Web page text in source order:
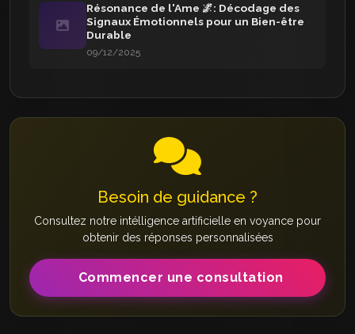
Résonance de l'Ame 🌌: Décodage des
Signaux Émotionnels pour un Bien-être
Durable
09/12/2025
Besoin de guidance ?
Consultez notre intélligence artificielle en voyance pour
obtenir des réponses personnalisées
Commencer une consultation